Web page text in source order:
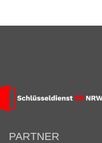
PARTNER